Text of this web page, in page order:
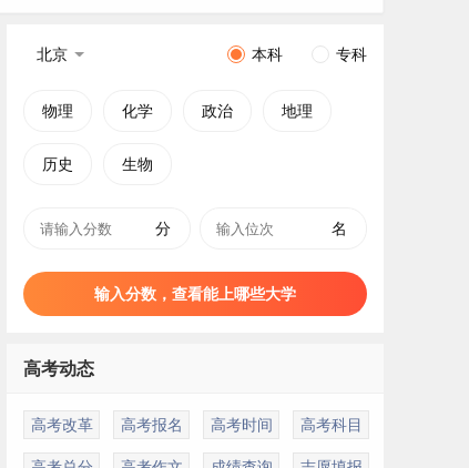
北京 本科 专科
物理 化学 政治 地理
历史 生物
分 名
输入分数，查看能上哪些大学
高考动态
高考改革 高考报名 高考时间 高考科目